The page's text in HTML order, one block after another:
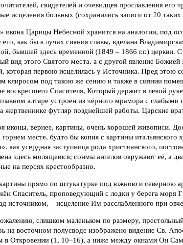
свидетелей и очевидцев прославления его
исцеления больных (сохранились записи от 20 таких
икона Царицы Небесной хранится на аналогии, под
его, как бы в лучах сияния славы, вделана
бывшей здесь временной (1849 – 1866 г.г.) церкви.
вид этого Святого места. а с другой явление
которая первою исцелилась у Источника. Пред этою
клиросом под такою же сению и также в сиянии
воскресшего Спасителя, Который держит в левой
алтаре устроен из чёрного мрамора с слабыми
жертвеннике футляр позднейшей работы. Царские
иконы, вернее, картины, очень хорошей живописи.
месте, будто бы копия с картины итальянского
как усердная заступница рода христианского,
здесь молящеюся; сонмы ангелов окружают её, а
на персях крестообразно.
прямо по штукатурке под южною и северною
Спаситель, проповедующий с лодки у берега моря
источником, – исцеление Им расслабленного при
слишком маленьком по размеру,
на восточном полусводе изображено видение Св.
в Откровении (1, 10–16), а ниже между окнами Он